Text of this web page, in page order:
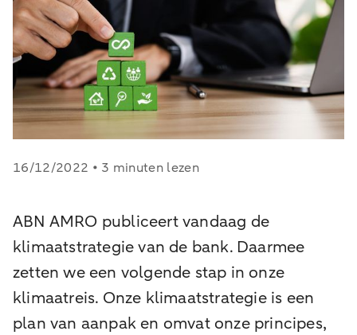
16/12/2022 • 3 minuten lezen
ABN AMRO publiceert vandaag de
klimaatstrategie van de bank. Daarmee
zetten we een volgende stap in onze
klimaatreis. Onze klimaatstrategie is een
plan van aanpak en omvat onze principes,